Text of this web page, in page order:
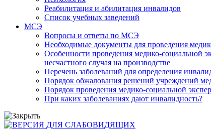
Реабилитация и абилитация инвалидов
Список учебных заведений
МСЭ
Вопросы и ответы по МСЭ
Необходимые документы для проведения
Особенности проведения медико-социальной
несчастного случая на производстве
Перечень заболеваний для определения
Порядок обжалования решений учреждений
Порядок проведения медико-социальной
При каких заболеваниях дают инвалидность?